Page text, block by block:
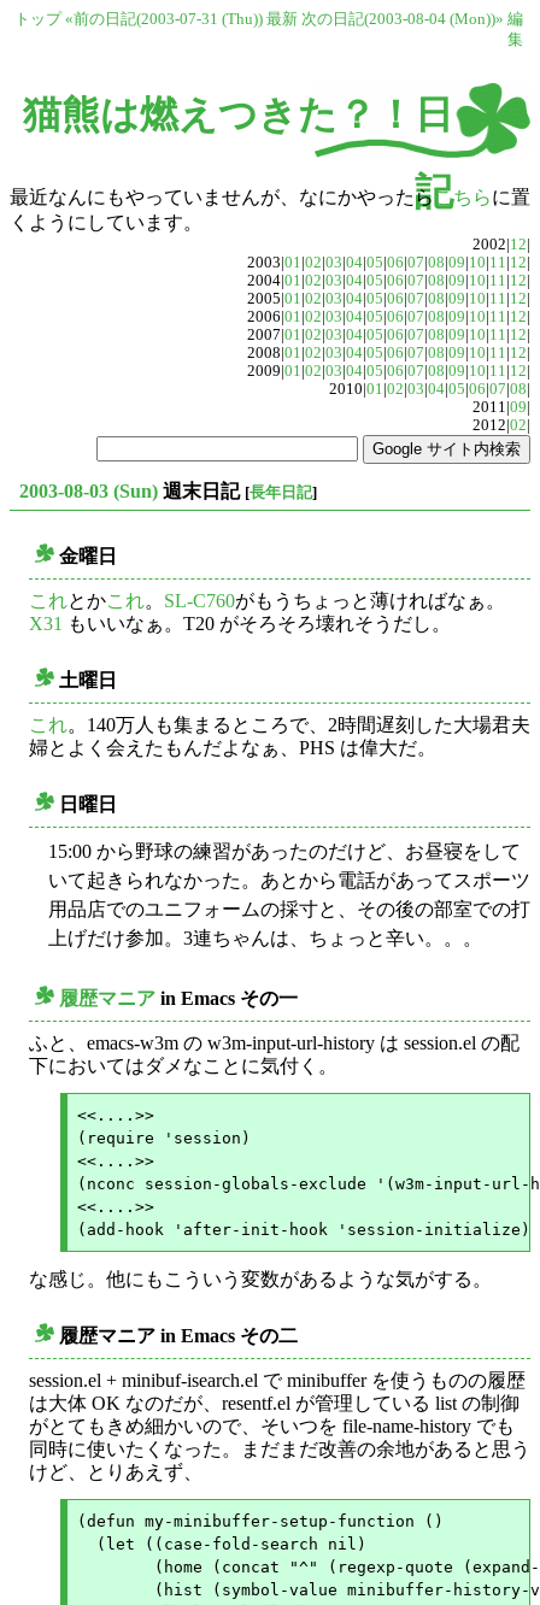
トップ «前の日記(2003-07-31 (Thu)) 最新 次の日記(2003-08-04 (Mon))» 編
集
猫熊は燃えつきた？！日
記
最近なんにもやっていませんが、なにかやったら こちらに置
くようにしています。
2002|12|
2003|01|02|03|04|05|06|07|08|09|10|11|12|
2004|01|02|03|04|05|06|07|08|09|10|11|12|
2005|01|02|03|04|05|06|07|08|09|10|11|12|
2006|01|02|03|04|05|06|07|08|09|10|11|12|
2007|01|02|03|04|05|06|07|08|09|10|11|12|
2008|01|02|03|04|05|06|07|08|09|10|11|12|
2009|01|02|03|04|05|06|07|08|09|10|11|12|
2010|01|02|03|04|05|06|07|08|
2011|09|
2012|02|
2003-08-03 (Sun) 週末日記 [長年日記]
金曜日
これとかこれ。 SL-C760がもうちょっと薄ければなぁ。
X31 もいいなぁ。T20 がそろそろ壊れそうだし。
土曜日
これ。140万人も集まるところで、2時間遅刻した大場君夫
婦とよく会えたもんだよなぁ、PHS は偉大だ。
日曜日
15:00 から野球の練習があったのだけど、お昼寝をして
いて起きられなかった。あとから電話があってスポーツ
用品店でのユニフォームの採寸と、その後の部室での打
上げだけ参加。3連ちゃんは、ちょっと辛い。。。
履歴マニア in Emacs その一
ふと、emacs-w3m の w3m-input-url-history は session.el の配
下においてはダメなことに気付く。
<<....>>
(require 'session)
<<....>>
(nconc session-globals-exclude '(w3m-input-
<<....>>
な感じ。他にもこういう変数があるような気がする。
履歴マニア in Emacs その二
session.el + minibuf-isearch.el で minibuffer を使うものの履歴
は大体 OK なのだが、resentf.el が管理している list の制御
がとてもきめ細かいので、そいつを file-name-history でも
同時に使いたくなった。まだまだ改善の余地があると思う
けど、とりあえず、
(defun my-minibuffer-setup-function ()
  (let ((case-fold-search nil)